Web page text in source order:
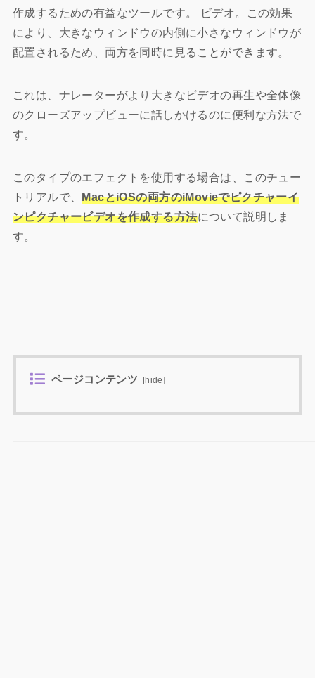
作成するための有益なツールです。
ビデオ 。この効果
により、大きなウィンドウの内側に小さなウィンドウが
配置されるため、両方を同時に見ることができます。
これは、ナレーターがより大きなビデオの再生や全体像
のクローズアップビューに話しかけるのに便利な方法で
す。
このタイプのエフェクトを使用する場合は、このチュー
トリアルで、MacとiOSの両方のiMovieでピクチャーイ
ンピクチャービデオを作成する方法について説明しま
す。
ページコンテンツ [hide]